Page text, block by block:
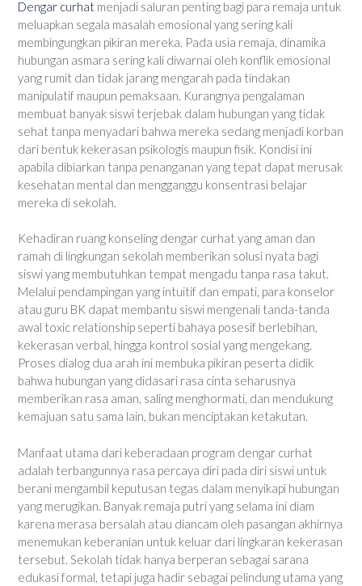
Dengar curhat menjadi saluran penting bagi para remaja untuk
meluapkan segala masalah emosional yang sering kali
membingungkan pikiran mereka. Pada usia remaja, dinamika
hubungan asmara sering kali diwarnai oleh konflik emosional
yang rumit dan tidak jarang mengarah pada tindakan
manipulatif maupun pemaksaan. Kurangnya pengalaman
membuat banyak siswi terjebak dalam hubungan yang tidak
sehat tanpa menyadari bahwa mereka sedang menjadi korban
dari bentuk kekerasan psikologis maupun fisik. Kondisi ini
apabila dibiarkan tanpa penanganan yang tepat dapat merusak
kesehatan mental dan mengganggu konsentrasi belajar
mereka di sekolah.
Kehadiran ruang konseling dengar curhat yang aman dan
ramah di lingkungan sekolah memberikan solusi nyata bagi
siswi yang membutuhkan tempat mengadu tanpa rasa takut.
Melalui pendampingan yang intuitif dan empati, para konselor
atau guru BK dapat membantu siswi mengenali tanda-tanda
awal toxic relationship seperti bahaya posesif berlebihan,
kekerasan verbal, hingga kontrol sosial yang mengekang.
Proses dialog dua arah ini membuka pikiran peserta didik
bahwa hubungan yang didasari rasa cinta seharusnya
memberikan rasa aman, saling menghormati, dan mendukung
kemajuan satu sama lain, bukan menciptakan ketakutan.
Manfaat utama dari keberadaan program dengar curhat
adalah terbangunnya rasa percaya diri pada diri siswi untuk
berani mengambil keputusan tegas dalam menyikapi hubungan
yang merugikan. Banyak remaja putri yang selama ini diam
karena merasa bersalah atau diancam oleh pasangan akhirnya
menemukan keberanian untuk keluar dari lingkaran kekerasan
tersebut. Sekolah tidak hanya berperan sebagai sarana
edukasi formal, tetapi juga hadir sebagai pelindung utama yang